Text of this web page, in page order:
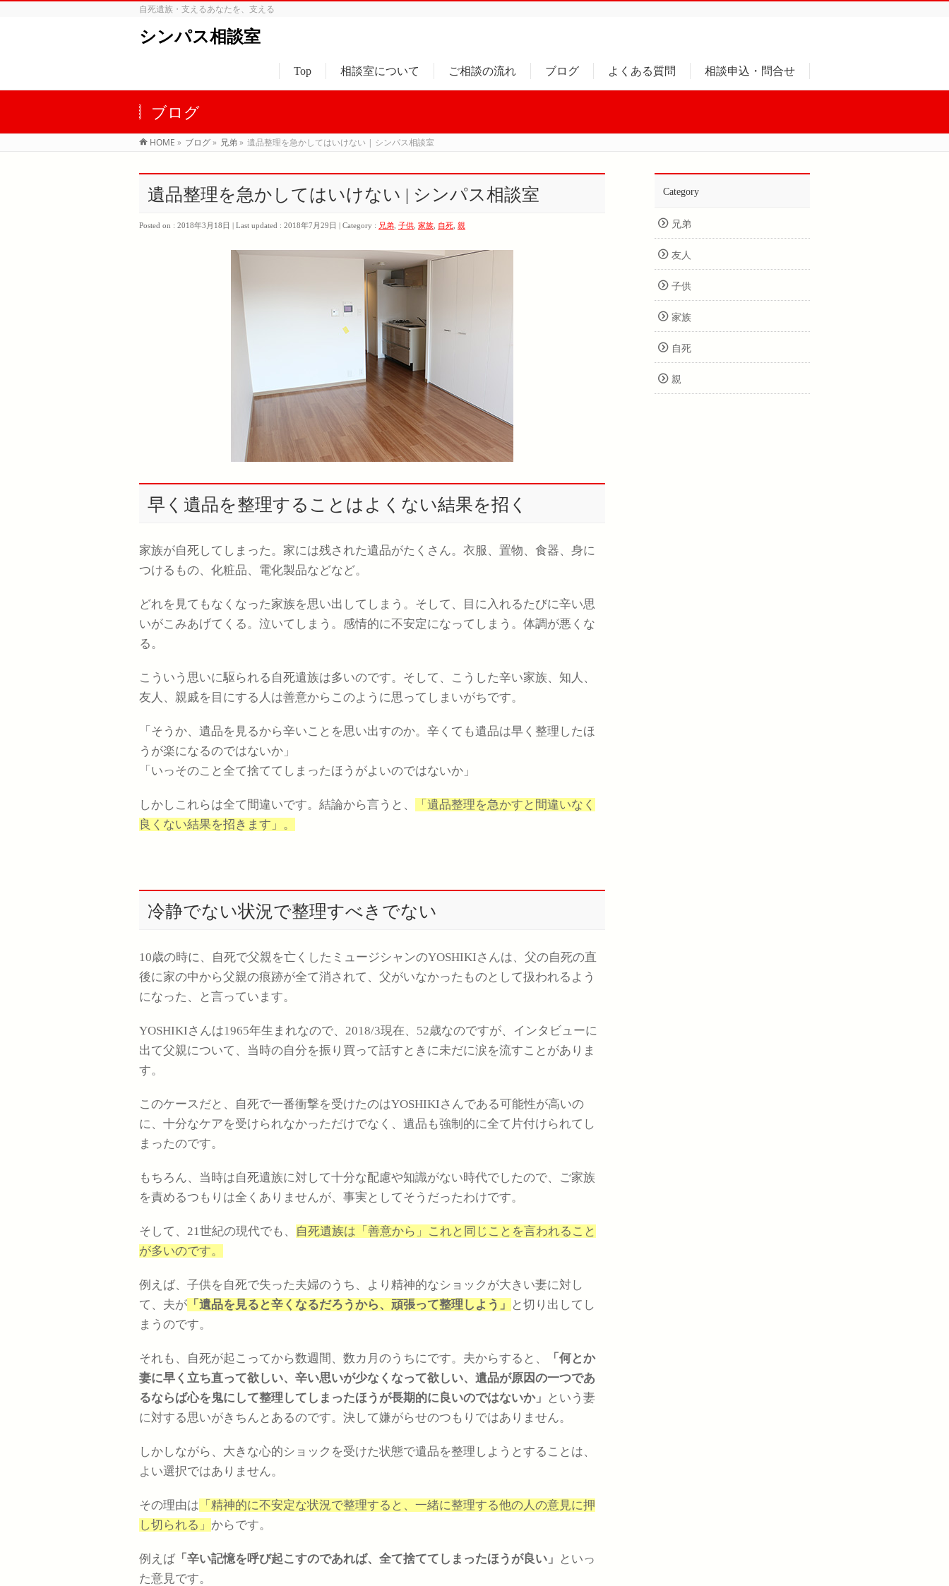
自死遺族・支えるあなたを、支える
シンパス相談室
Top 相談室について ご相談の流れ ブログ よくある質問 相談申込・問合せ
ブログ
HOME » ブログ» 兄弟» 遺品整理を急かしてはいけない | シンパス相談室
遺品整理を急かしてはいけない | シンパス相談室
Posted on : 2018年3月18日 Last updated : 2018年7月29日 Category : 兄弟 子供 家族 自死 親
早く遺品を整理することはよくない結果を招く
家族が自死してしまった。家には残された遺品がたくさん。衣服、置物、食器、身に
つけるもの、化粧品、電化製品などなど。
どれを見てもなくなった家族を思い出してしまう。そして、目に入れるたびに辛い思
いがこみあげてくる。泣いてしまう。感情的に不安定になってしまう。体調が悪くな
る。
こういう思いに駆られる自死遺族は多いのです。そして、こうした辛い家族、知人、
友人、親戚を目にする人は善意からこのように思ってしまいがちです。
「そうか、遺品を見るから辛いことを思い出すのか。辛くても遺品は早く整理したほ
うが楽になるのではないか」
「いっそのこと全て捨ててしまったほうがよいのではないか」
しかしこれらは全て間違いです。結論から言うと、
「遺品整理を急かすと間違いなく
良くない結果を招きます」。
冷静でない状況で整理すべきでない
10歳の時に、自死で父親を亡くしたミュージシャンのYOSHIKIさんは、父の自死の直
後に家の中から父親の痕跡が全て消されて、父がいなかったものとして扱われるよう
になった、と言っています。
YOSHIKIさんは1965年生まれなので、2018/3現在、52歳なのですが、インタビューに
出て父親について、当時の自分を振り買って話すときに未だに涙を流すことがありま
す。
このケースだと、自死で一番衝撃を受けたのはYOSHIKIさんである可能性が高いの
に、十分なケアを受けられなかっただけでなく、遺品も強制的に全て片付けられてし
まったのです。
もちろん、当時は自死遺族に対して十分な配慮や知識がない時代でしたので、ご家族
を責めるつもりは全くありませんが、事実としてそうだったわけです。
そして、21世紀の現代でも、
自死遺族は「善意から」これと同じことを言われること
が多いのです。
例えば、子供を自死で失った夫婦のうち、より精神的なショックが大きい妻に対し
て、夫が 「遺品を見ると辛くなるだろうから、頑張って整理しよう」
と切り出してし
まうのです。
それも、自死が起こってから数週間、数カ月のうちにです。夫からすると、
「何とか
妻に早く立ち直って欲しい、辛い思いが少なくなって欲しい、遺品が原因の一つであ
るならば心を鬼にして整理してしまったほうが長期的に良いのではないか」
という妻
に対する思いがきちんとあるのです。決して嫌がらせのつもりではありません。
しかしながら、大きな心的ショックを受けた状態で遺品を整理しようとすることは、
よい選択ではありません。
その理由は 「精神的に不安定な状況で整理すると、一緒に整理する他の人の意見に押
し切られる」 からです。
例えば 「辛い記憶を呼び起こすのであれば、全て捨ててしまったほうが良い」
といっ
た意見です。
Category
兄弟
友人
子供
家族
自死
親